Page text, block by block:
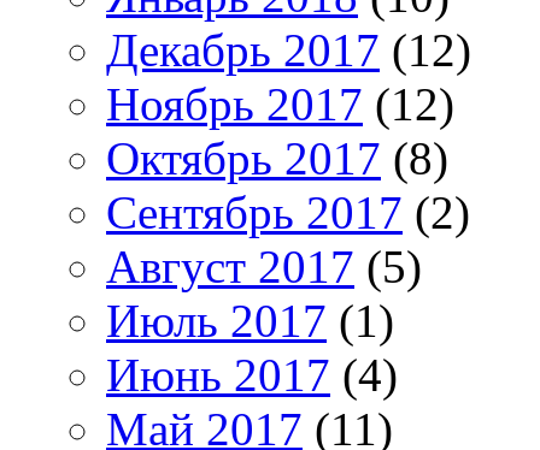
Декабрь 2017 (12)
Ноябрь 2017 (12)
Октябрь 2017 (8)
Сентябрь 2017 (2)
Август 2017 (5)
Июль 2017 (1)
Июнь 2017 (4)
Май 2017 (11)